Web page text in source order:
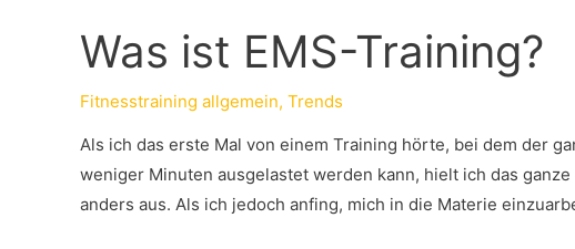
Was ist EMS-Training?
Fitnesstraining allgemein, Trends
Als ich das erste Mal von einem Training hörte, bei dem der
weniger Minuten ausgelastet werden kann, hielt ich das
anders aus. Als ich jedoch anfing, mich in die Materie